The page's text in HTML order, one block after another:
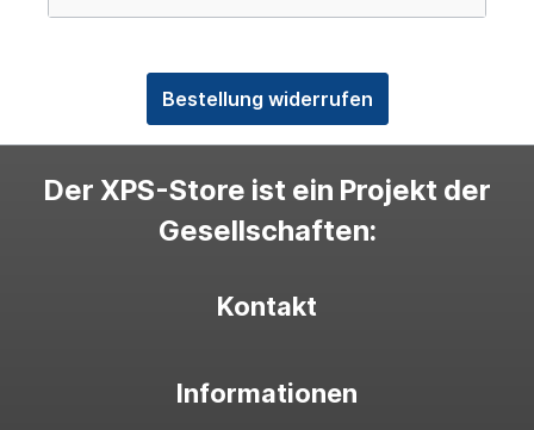
Bestellung widerrufen
Der XPS-Store ist ein Projekt der
Gesellschaften:
Kontakt
Informationen